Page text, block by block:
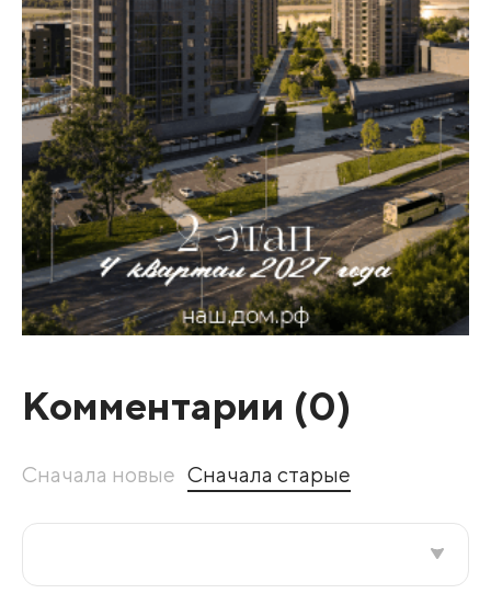
Комментарии (0)
Сначала новые Сначала старые